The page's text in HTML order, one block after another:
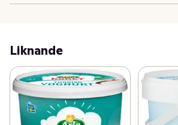
och tjock krämig konsistens. Den
Den fungerar även som
och såser, gärna i kombination med
smaksättning som lime eller citron.
blågula mjölkkannan garanterar 100
grädde.
Liknande